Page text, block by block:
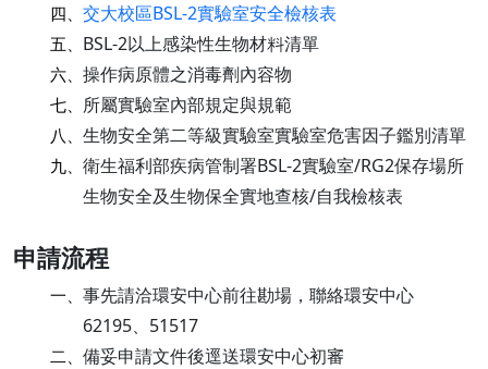
四、 交大校區BSL-2實驗室安全檢核表
五、 BSL-2以上感染性生物材料清單
六、 操作病原體之消毒劑內容物
七、 所屬實驗室內部規定與規範
八、 生物安全第二等級實驗室實驗室危害因子鑑別清單
九、 衛生福利部疾病管制署BSL-2實驗室/RG2保存場所
生物安全及生物保全實地查核/自我檢核表
申請流程
一、 事先請洽環安中心前往勘場，聯絡環安中心
62195、51517
二、 備妥申請文件後逕送環安中心初審